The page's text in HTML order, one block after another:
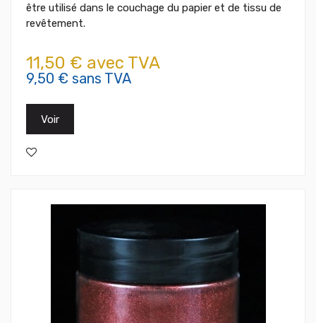
être utilisé dans le couchage du papier et de tissu de
revêtement.
11,50 € avec TVA
9,50 € sans TVA
Voir